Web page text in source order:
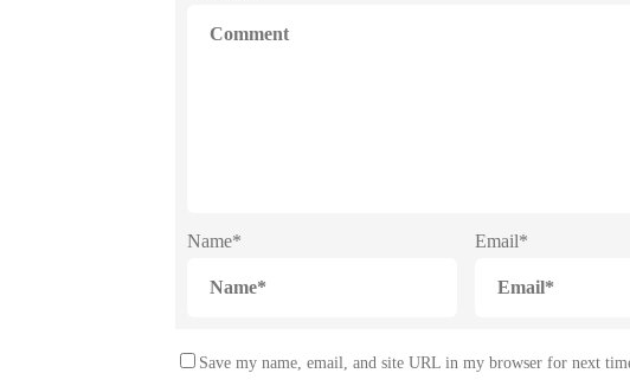
Name* Email*
Save my name, email, and site URL in my browser for next